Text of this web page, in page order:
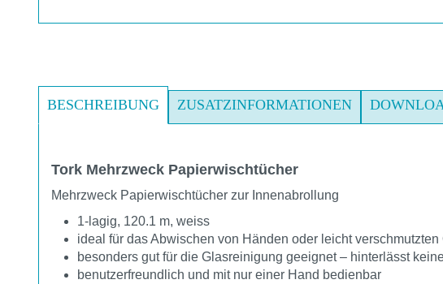
BESCHREIBUNG ZUSATZINFORMATIONEN
Tork Mehrzweck Papierwischtücher
Mehrzweck Papierwischtücher zur Innenabrollung
1-lagig, 120.1 m, weiss
ideal für das Abwischen von Händen oder leicht verschmutzten
besonders gut für die Glasreinigung geeignet – hinterlässt
benutzerfreundlich und mit nur einer Hand bedienbar